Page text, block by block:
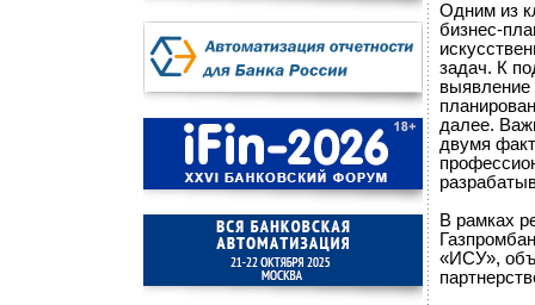
Одним из
бизнес-
задач. К
выявление
далее.
двумя
В рамках
«ИСУ»,